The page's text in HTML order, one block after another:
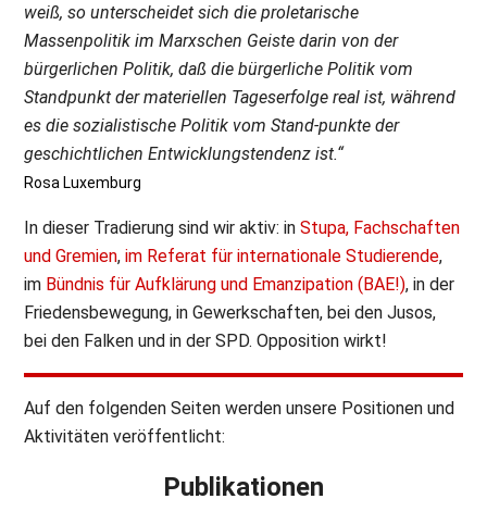
weiß, so unterscheidet sich die proletarische
Massenpolitik im Marxschen Geiste darin von der
bürgerlichen Politik, daß die bürgerliche Politik vom
Standpunkt der materiellen Tageserfolge real ist, während
es die sozialistische Politik vom Stand-punkte der
geschichtlichen Entwicklungstendenz ist.“
Rosa Luxemburg
In dieser Tradierung sind wir aktiv: inStupa, Fachschaften
und Gremien,im Referat für internationale Studierende,
im Bündnis für Aufklärung und Emanzipation (BAE!), in der
Friedensbewegung, in Gewerkschaften, bei den Jusos,
bei den Falken und in der SPD. Opposition wirkt!
Auf den folgenden Seiten werden unsere Positionen und
Aktivitäten veröffentlicht:
Publikationen